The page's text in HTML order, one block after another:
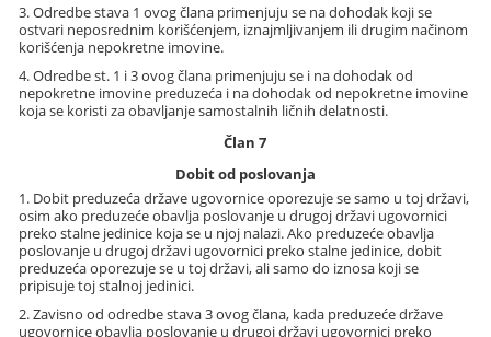
3. Odredbe stava 1 ovog člana primenjuju se na dohodak koji se
ostvari neposrednim korišćenjem, iznajmljivanjem ili drugim načinom
korišćenja nepokretne imovine.
4. Odredbe st. 1 i 3 ovog člana primenjuju se i na dohodak od
nepokretne imovine preduzeća i na dohodak od nepokretne imovine
koja se koristi za obavljanje samostalnih ličnih delatnosti.
Član 7
Dobit od poslovanja
1. Dobit preduzeća države ugovornice oporezuje se samo u toj državi,
osim ako preduzeće obavlja poslovanje u drugoj državi ugovornici
preko stalne jedinice koja se u njoj nalazi. Ako preduzeće obavlja
poslovanje u drugoj državi ugovornici preko stalne jedinice, dobit
preduzeća oporezuje se u toj državi, ali samo do iznosa koji se
pripisuje toj stalnoj jedinici.
2. Zavisno od odredbe stava 3 ovog člana, kada preduzeće države
ugovornice obavlja poslovanje u drugoj državi ugovornici preko